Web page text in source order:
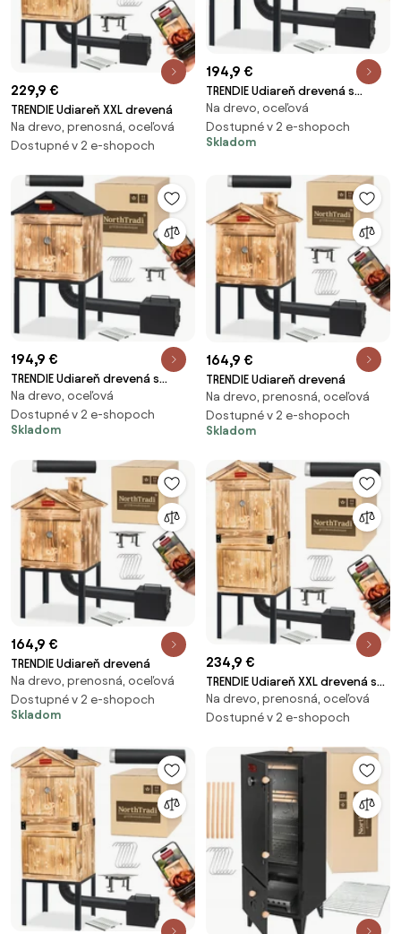
229,9 €
TRENDIE Udiareň XXL drevená
Na drevo, prenosná, oceľová
Dostupné v 2 e-shopoch
194,9 €
TRENDIE Udiareň drevená s
kovovou strechou
Na drevo, oceľová
Dostupné v 2 e-shopoch
Skladom
194,9 €
TRENDIE Udiareň drevená s
kovovou strechou
Na drevo, oceľová
Dostupné v 2 e-shopoch
Skladom
164,9 €
TRENDIE Udiareň drevená
Na drevo, prenosná, oceľová
Dostupné v 2 e-shopoch
Skladom
164,9 €
TRENDIE Udiareň drevená
Na drevo, prenosná, oceľová
Dostupné v 2 e-shopoch
Skladom
234,9 €
TRENDIE Udiareň XXL drevená s
kovovým komínom
Na drevo, prenosná, oceľová
Dostupné v 2 e-shopoch